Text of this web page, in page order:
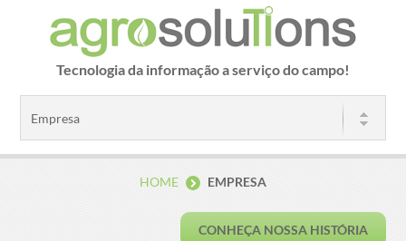
Tecnologia da informação a serviço do campo!
HOME EMPRESA
CONHEÇA NOSSA HISTÓRIA